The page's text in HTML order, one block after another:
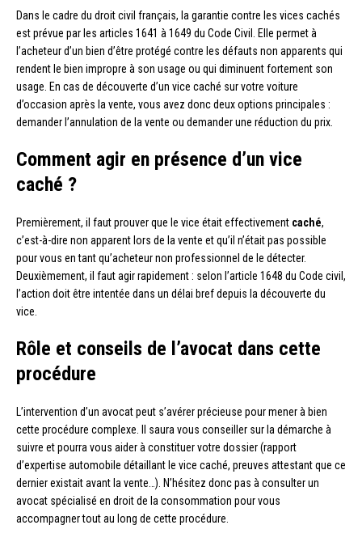
Dans le cadre du droit civil français, la garantie contre les vices cachés
est prévue par les articles 1641 à 1649 du Code Civil. Elle permet à
l’acheteur d’un bien d’être protégé contre les défauts non apparents qui
rendent le bien impropre à son usage ou qui diminuent fortement son
usage. En cas de découverte d’un vice caché sur votre voiture
d’occasion après la vente, vous avez donc deux options principales :
demander l’annulation de la vente ou demander une réduction du prix.
Comment agir en présence d’un vice
caché ?
Premièrement, il faut prouver que le vice était effectivement caché,
c’est-à-dire non apparent lors de la vente et qu’il n’était pas possible
pour vous en tant qu’acheteur non professionnel de le détecter.
Deuxièmement, il faut agir rapidement : selon l’article 1648 du Code civil,
l’action doit être intentée dans un délai bref depuis la découverte du
vice.
Rôle et conseils de l’avocat dans cette
procédure
L’intervention d’un avocat peut s’avérer précieuse pour mener à bien
cette procédure complexe. Il saura vous conseiller sur la démarche à
suivre et pourra vous aider à constituer votre dossier (rapport
d’expertise automobile détaillant le vice caché, preuves attestant que ce
dernier existait avant la vente…). N’hésitez donc pas à consulter un
avocat spécialisé en droit de la consommation pour vous
accompagner tout au long de cette procédure.